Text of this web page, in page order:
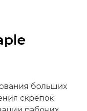
больших
скрепок